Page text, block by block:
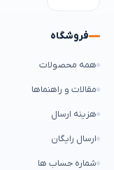
فروشگاه
همه محصولات
مقالات و راهنماها
هزینه ارسال
ارسال رایگان
شماره حساب ها